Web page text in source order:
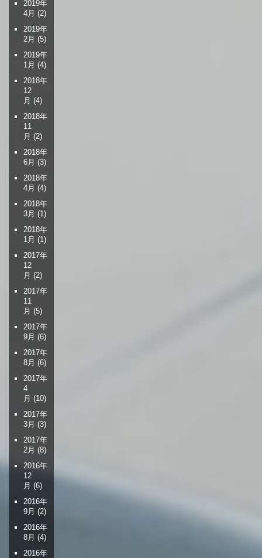
2019年
4月 (2)
2019年
2月 (5)
2019年
1月 (4)
2018年
12
月 (4)
2018年
11
月 (2)
2018年
6月 (3)
2018年
4月 (4)
2018年
3月 (1)
2018年
1月 (1)
2017年
12
月 (2)
2017年
11
月 (5)
2017年
9月 (6)
2017年
8月 (6)
2017年
4
月 (10)
2017年
3月 (3)
2017年
2月 (8)
2016年
12
月 (6)
2016年
9月 (2)
2016年
8月 (4)
2016年